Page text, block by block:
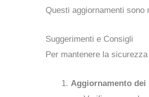
Questi aggiornamenti
Suggerimenti e Consigli
Per mantenere la
Aggiornamento dei